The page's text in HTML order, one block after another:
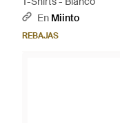
En Miinto
REBAJAS